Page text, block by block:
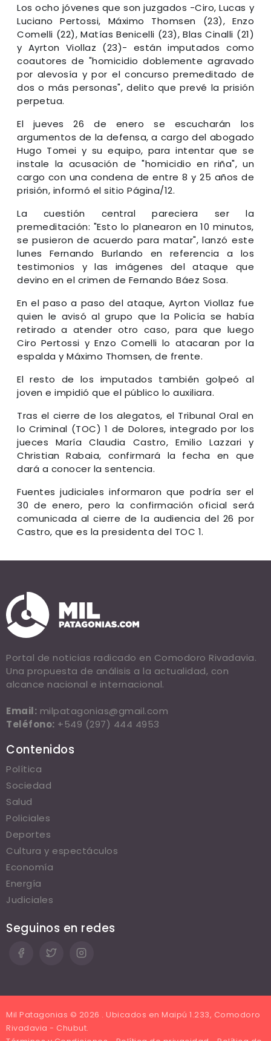
Los ocho jóvenes que son juzgados -Ciro, Lucas y
Luciano Pertossi, Máximo Thomsen (23), Enzo
Comelli (22), Matías Benicelli (23), Blas Cinalli (21)
y Ayrton Viollaz (23)- están imputados como
coautores de "homicidio doblemente agravado
por alevosía y por el concurso premeditado de
dos o más personas", delito que prevé la prisión
perpetua.
El jueves 26 de enero se escucharán los
argumentos de la defensa, a cargo del abogado
Hugo Tomei y su equipo, para intentar que se
instale la acusación de "homicidio en riña", un
cargo con una condena de entre 8 y 25 años de
prisión, informó el sitio Página/12.
La cuestión central pareciera ser la
premeditación: "Esto lo planearon en 10 minutos,
se pusieron de acuerdo para matar", lanzó este
lunes Fernando Burlando en referencia a los
testimonios y las imágenes del ataque que
devino en el crimen de Fernando Báez Sosa.
En el paso a paso del ataque, Ayrton Viollaz fue
quien le avisó al grupo que la Policía se había
retirado a atender otro caso, para que luego
Ciro Pertossi y Enzo Comelli lo atacaran por la
espalda y Máximo Thomsen, de frente.
El resto de los imputados también golpeó al
joven e impidió que el público lo auxiliara.
Tras el cierre de los alegatos, el Tribunal Oral en
lo Criminal (TOC) 1 de Dolores, integrado por los
jueces María Claudia Castro, Emilio Lazzari y
Christian Rabaia, confirmará la fecha en que
dará a conocer la sentencia.
Fuentes judiciales informaron que podría ser el
30 de enero, pero la confirmación oficial será
comunicada al cierre de la audiencia del 26 por
Castro, que es la presidenta del TOC 1.
Portal de noticias radicado en Comodoro Rivadavia.
Una propuesta de análisis a la actualidad, con
alcance nacional e internacional.
Email: milpatagonias@gmail.com
Teléfono: +549 (297) 444 4953
Contenidos
Política
Sociedad
Salud
Policiales
Deportes
Cultura y espectáculos
Economía
Energía
Judiciales
Seguinos en redes
Mil Patagonias © 2026 . Ubicados en Maipú 1.233, Comodoro
Rivadavia - Chubut.